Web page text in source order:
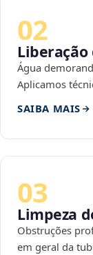
02
Liberação
Água
Aplicamos
SAIBA MAIS
03
Limpeza
Obstruções
em geral da